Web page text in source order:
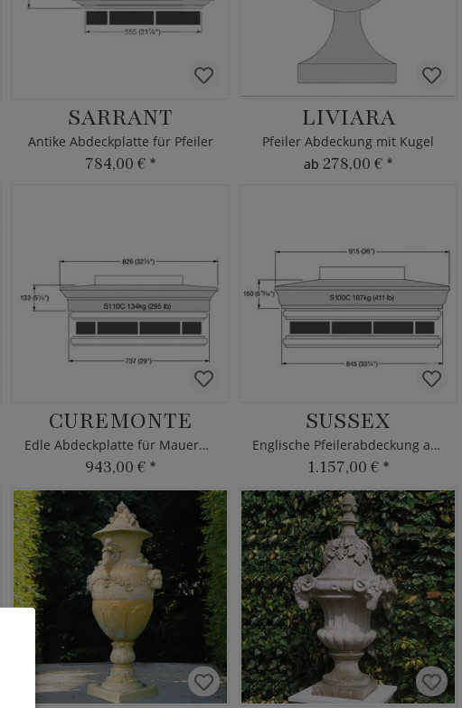
SARRANT
Antike Abdeckplatte für Pfeiler
784,00 € *
LIVIARA
Pfeiler Abdeckung mit Kugel
ab 278,00 € *
CUREMONTE
Edle Abdeckplatte für Mauerpfeiler
943,00 € *
SUSSEX
Englische Pfeilerabdeckung aus Stein
1.157,00 € *